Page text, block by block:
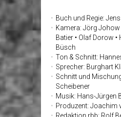
Buch und Regie:
Kamera: Jörg Johow
Batier • Olaf Dorow •
Büsch
Ton & Schnitt:
Sprecher: Burghart
Schnitt und
Scheibener
Musik: Hans-Jürgen
Produzent: Joachim